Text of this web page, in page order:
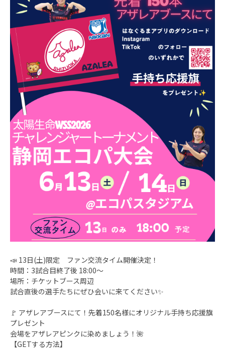
📣 13日(土)限定 ファン交流タイム開催決定！
時間：3試合目終了後 18:00〜
場所：チケットブース周辺
試合直後の選手たちにぜひ会いに来てください✨
🚩 アザレアブースにて！先着150名様にオリジナル手持ち応援旗
プレゼント
会場をアザレアピンクに染めましょう！🌺
【GETする方法】